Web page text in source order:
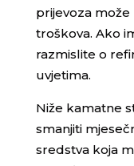
prijevoza
troškova. Ako
razmislite o
uvjetima.
Niže kamatne
smanjiti
sredstva koja